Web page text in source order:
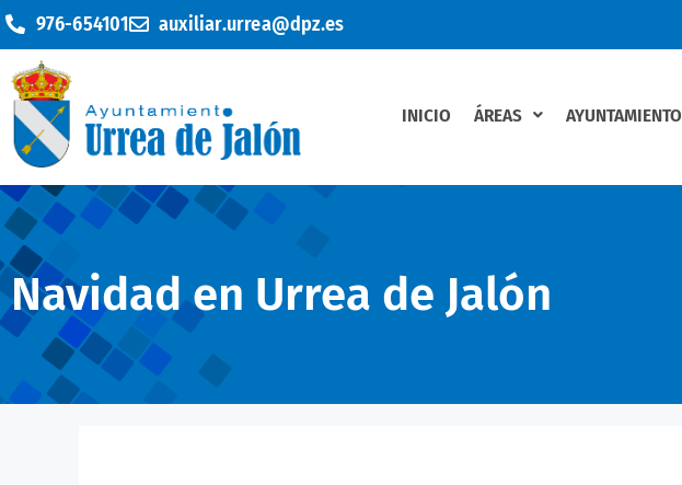
976-654101 auxiliar.urrea@dpz.es
INICIO ÁREAS AYUNTAMIENTO
Navidad en Urrea de Jalón